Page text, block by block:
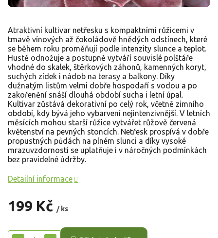
199 Kč / ks
cena:
Atraktivní kultivar netřesku s kompaktními růžicemi v
tmavě vínových až čokoládově hnědých odstínech, které
se během roku proměňují podle intenzity slunce a teplot.
Hustě odnožuje a postupně vytváří souvislé polštáře
vhodné do skalek, štěrkových záhonů, kamenných koryt,
suchých zídek i nádob na terasy a balkony. Díky
dužnatým listům velmi dobře hospodaří s vodou a po
zakořenění snáší dlouhá období sucha i letní úpal.
Kultivar zůstává dekorativní po celý rok, včetně zimního
období, kdy bývá jeho vybarvení nejintenzivnější. V letních
měsících mohou starší růžice vytvářet růžově červená
květenství na pevných stoncích. Netřesk prospívá v dobře
propustných půdách na plném slunci a díky vysoké
mrazuvzdornosti se uplatňuje i v náročných podmínkách
bez pravidelné údržby.
Detailní informace